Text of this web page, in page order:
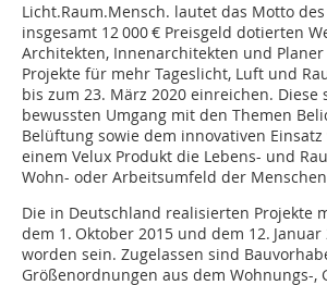
Licht.Raum.Mensch. lautet das Motto
insgesamt 12 000 € Preisgeld dotierten
Architekten, Innenarchitekten und
Projekte für mehr Tageslicht, Luft und
bis zum 23. März 2020 einreichen.
bewussten Umgang mit den Themen
Belüftung sowie dem innovativen
einem Velux Produkt die Lebens- und
Wohn- oder Arbeitsumfeld der
Die in Deutschland realisierten Projekte
dem 1. Oktober 2015 und dem 12.
worden sein. Zugelassen sind
Größenordnungen aus dem Wohnungs-,